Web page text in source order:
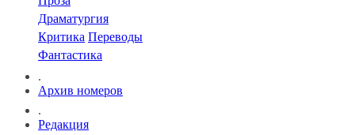
Драматургия
Критика Переводы
Фантастика
.
Архив номеров
.
Редакция